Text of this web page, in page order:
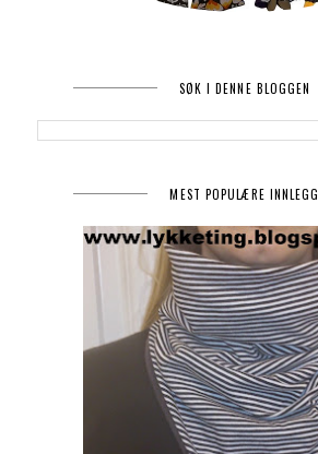
SØK I DENNE BLOGGEN
MEST POPULÆRE INNLEGG